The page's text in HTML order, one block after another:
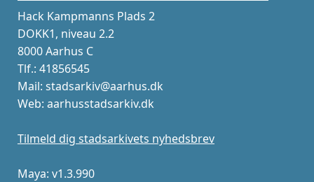
Hack Kampmanns Plads 2
DOKK1, niveau 2.2
8000 Aarhus C
Tlf.: 41856545
Mail: stadsarkiv@aarhus.dk
Web: aarhusstadsarkiv.dk
Tilmeld dig stadsarkivets nyhedsbrev
Maya: v1.3.990